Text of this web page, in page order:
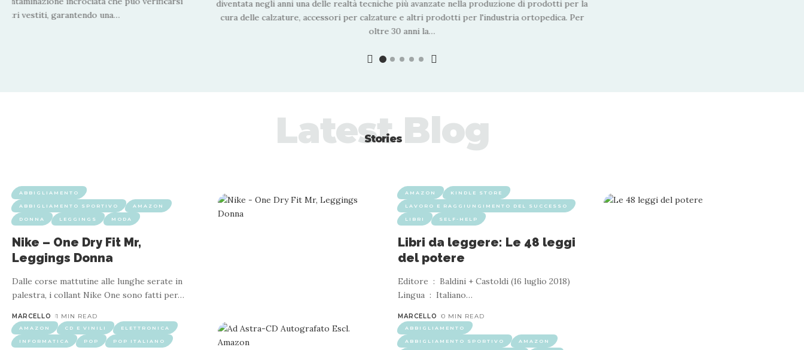
altri vestiti, garantendo una…
diventata negli anni una delle realtà tecniche più avanzate nella produzione di prodotti per la
cura delle calzature, accessori per calzature e altri prodotti per l'industria ortopedica. Per
oltre 30 anni la…
Stories
Latest Blog
ABBIGLIAMENTO
ABBIGLIAMENTO SPORTIVO AMAZON
DONNA LEGGINGS MODA
Nike – One Dry Fit Mr,
Leggings Donna
Dalle corse mattutine alle lunghe serate in
palestra, i collant Nike One sono fatti per…
MARCELLO 1 MIN READ
AMAZON KINDLE STORE
LAVORO E RAGGIUNGIMENTO DEL SUCCESSO
LIBRI SELF-HELP
Libri da leggere: Le 48 leggi
del potere
Editore ‏ : ‎ Baldini + Castoldi (16 luglio 2018)
Lingua ‏ : ‎ Italiano…
MARCELLO 0 MIN READ
AMAZON CD E VINILI ELETTRONICA
INFORMATICA POP POP ITALIANO
ABBIGLIAMENTO
ABBIGLIAMENTO SPORTIVO AMAZON